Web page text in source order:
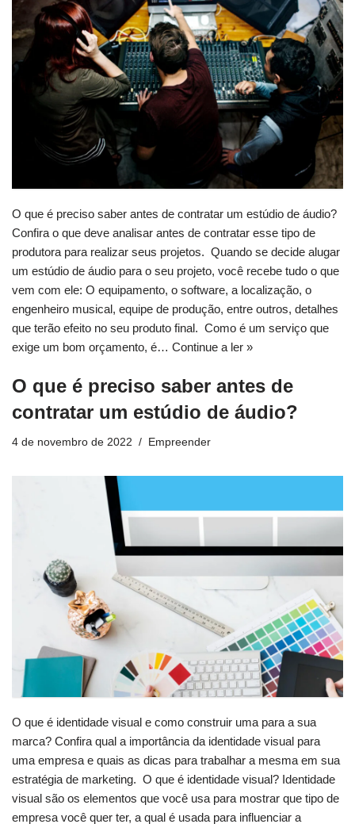
O que é preciso saber antes de contratar um estúdio de áudio?
Confira o que deve analisar antes de contratar esse tipo de
produtora para realizar seus projetos. Quando se decide alugar
um estúdio de áudio para o seu projeto, você recebe tudo o que
vem com ele: O equipamento, o software, a localização, o
engenheiro musical, equipe de produção, entre outros, detalhes
que terão efeito no seu produto final. Como é um serviço que
exige um bom orçamento, é… Continue a ler »
O que é preciso saber antes de
contratar um estúdio de áudio?
4 de novembro de 2022 Empreender
O que é identidade visual e como construir uma para a sua
marca? Confira qual a importância da identidade visual para
uma empresa e quais as dicas para trabalhar a mesma em sua
estratégia de marketing. O que é identidade visual? Identidade
visual são os elementos que você usa para mostrar que tipo de
empresa você quer ter, a qual é usada para influenciar a